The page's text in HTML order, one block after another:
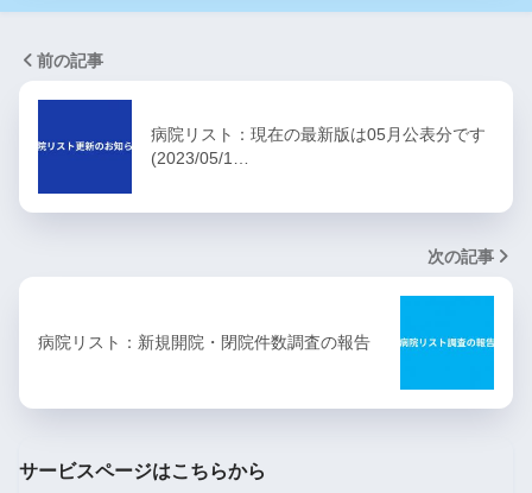
前の記事
病院リスト：現在の最新版は05月公表分です
(2023/05/1…
次の記事
病院リスト：新規開院・閉院件数調査の報告
サービスページはこちらから